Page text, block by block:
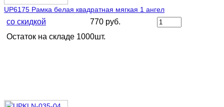
UP6175 Рамка белая квадратная мягкая 1 ангел
со скидкой
770 руб.
Остаток на складе 1000шт.